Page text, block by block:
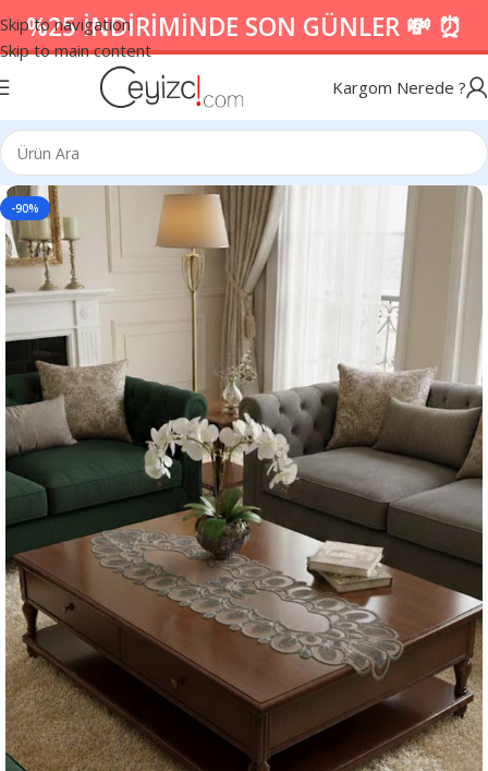
Skip to navigation
Skip to main content
%25 İNDİRİMİNDE SON GÜNLER 💸 ⏰
Kargom Nerede ?
-90%